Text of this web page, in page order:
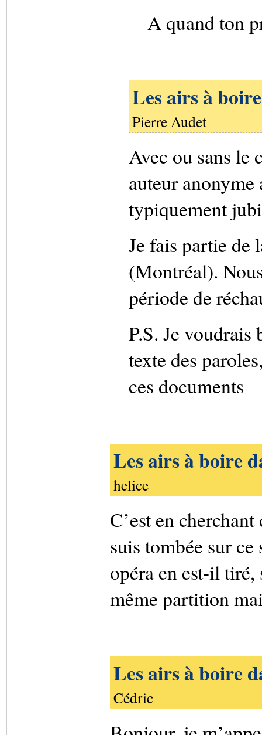
A quand ton
Les airs à
Pierre Audet
Avec ou sans le
auteur
typiquement
Je fais partie de
(Montréal).
période de
P.S. Je
texte des
ces documents
Les airs à boire
helice
C’est en
suis tombée sur
opéra en est-il tiré,
même partition
Les airs à boire
Cédric